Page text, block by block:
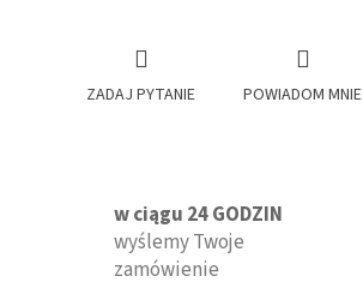
ZADAJ PYTANIE POWIADOM MNIE
w ciągu 24 GODZIN
wyślemy Twoje
zamówienie